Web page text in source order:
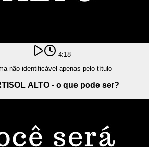
4:18
não identificável apenas pelo título
ALTO - o que pode ser?